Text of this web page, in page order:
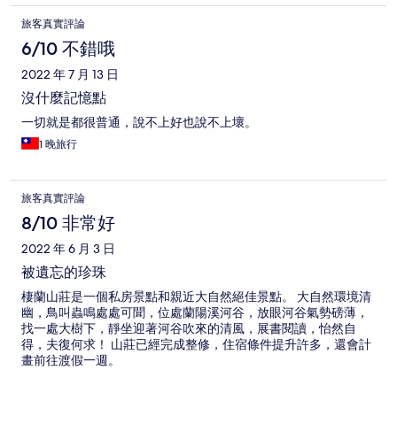
旅客真實評論
6/10 不錯哦
2022 年 7 月 13 日
沒什麼記憶點
一切就是都很普通，說不上好也說不上壞。
1 晚旅行
旅客真實評論
8/10 非常好
2022 年 6 月 3 日
被遺忘的珍珠
棲蘭山莊是一個私房景點和親近大自然絕佳景點。 大自然環境清
幽，鳥叫蟲鳴處處可聞，位處蘭陽溪河谷，放眼河谷氣勢磅薄，
找一處大樹下，靜坐迎著河谷吹來的清風，展書閱讀，怡然自
得，夫復何求！ 山莊已經完成整修，住宿條件提升許多，還會計
畫前往渡假一週。